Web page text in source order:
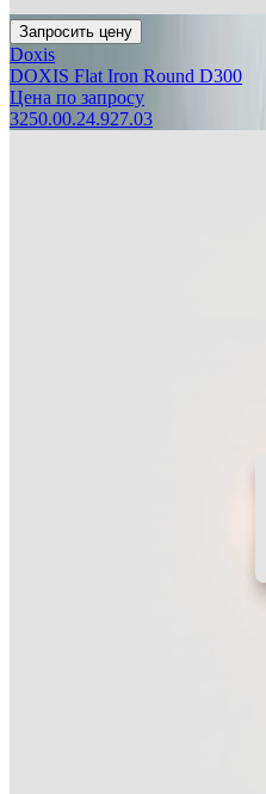
Запросить цену
Doxis
DOXIS Flat Iron Round D300
Цена по запросу
3250.00.24.927.03